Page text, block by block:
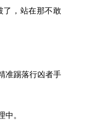
了，站在那不敢
准踢落行凶者手
。